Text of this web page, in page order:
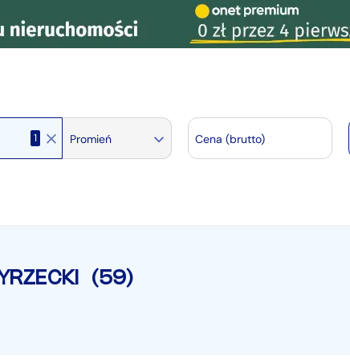
1 Promień Cena (brutto)
(59)